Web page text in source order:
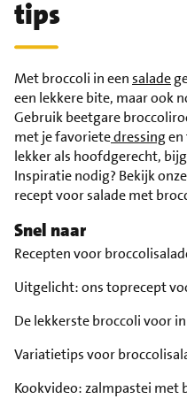
tips
Met broccoli in eensalade
een lekkere bite, maar ook
Gebruik beetgare
met je favorietedressingen
lekker als hoofdgerecht,
Inspiratie nodig? Bekijk
recept voor salade met
Snel naar
Recepten voor
Uitgelicht: ons toprecept
De lekkerste broccoli voor
Variatietips voor
Kookvideo: zalmpastei met